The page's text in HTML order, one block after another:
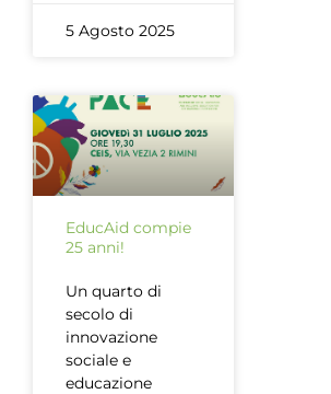
5 Agosto 2025
EducAid compie
25 anni!
Un quarto di
secolo di
innovazione
sociale e
educazione